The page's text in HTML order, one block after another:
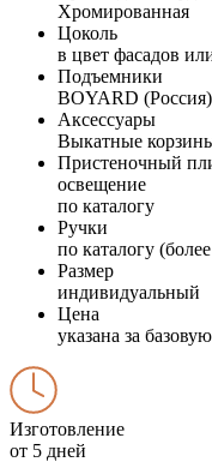
Хромированная
Цоколь
в цвет фасадов
Подъемники
BOYARD
Аксессуары
Выкатные
Пристеночный
освещение
по каталогу
Ручки
по каталогу
Размер
индивидуальный
Цена
указана за
Изготовление
от 5 дней